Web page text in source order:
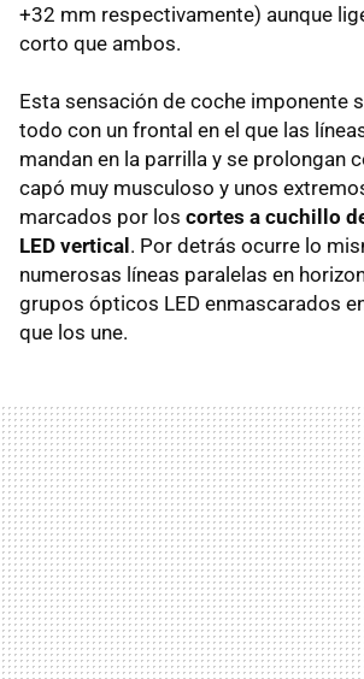
+32 mm respectivamente) aunque
corto que ambos.
Esta sensación de coche imponente
todo con un frontal en el que las
mandan en la parrilla y se prolongan
capó muy musculoso y unos
marcados por los cortes a cuchillo
LED vertical. Por detrás ocurre lo
numerosas líneas paralelas en
grupos ópticos LED enmascarados
que los une.